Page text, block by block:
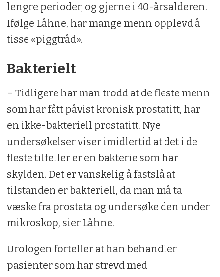
lengre perioder, og gjerne i 40-årsalderen.
Ifølge Låhne, har mange menn opplevd å
tisse «piggtråd».
Bakterielt
– Tidligere har man trodd at de fleste menn
som har fått påvist kronisk prostatitt, har
en ikke-bakteriell prostatitt. Nye
undersøkelser viser imidlertid at det i de
fleste tilfeller er en bakterie som har
skylden. Det er vanskelig å fastslå at
tilstanden er bakteriell, da man må ta
væske fra prostata og undersøke den under
mikroskop, sier Låhne.
Urologen forteller at han behandler
pasienter som har strevd med